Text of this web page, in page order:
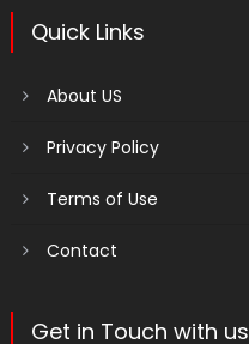
Quick Links
About US
Privacy Policy
Terms of Use
Contact
Get in Touch with us